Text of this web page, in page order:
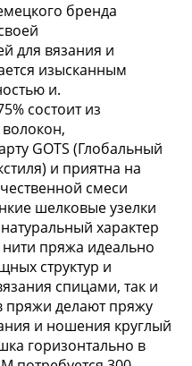
бренда
для вязания и
изысканным
и.
состоит из
GOTS (Глобальный
и приятна на
смеси
шелковые узелки
характер
пряжа идеально
структур и
спицами, так и
пряжи делают пряжу
и ношения круглый
горизонтально в